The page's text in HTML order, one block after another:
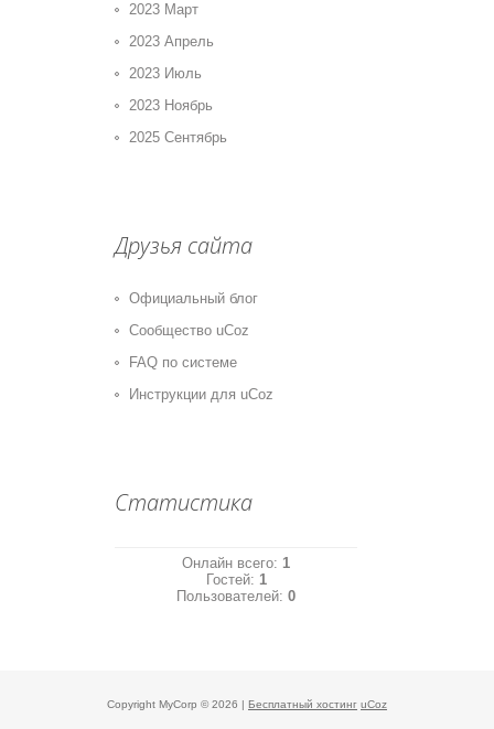
2023 Март
2023 Апрель
2023 Июль
2023 Ноябрь
2025 Сентябрь
Друзья сайта
Официальный блог
Сообщество uCoz
FAQ по системе
Инструкции для uCoz
Статистика
Онлайн всего: 1
Гостей: 1
Пользователей: 0
Copyright MyCorp © 2026 | Бесплатный хостинг uCoz